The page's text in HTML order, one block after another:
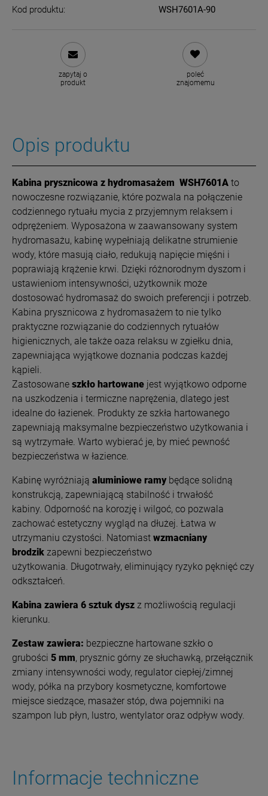
Kod produktu:
WSH7601A-90
zapytaj o
produkt
poleć
znajomemu
Opis produktu
Kabina prysznicowa z hydromasażem WSH7601A to
nowoczesne rozwiązanie, które pozwala na połączenie
codziennego rytuału mycia z przyjemnym relaksem i
odprężeniem. Wyposażona w zaawansowany system
hydromasażu, kabinę wypełniają delikatne strumienie
wody, które masują ciało, redukują napięcie mięśni i
poprawiają krążenie krwi. Dzięki różnorodnym dyszom i
ustawieniom intensywności, użytkownik może
dostosować hydromasaż do swoich preferencji i potrzeb.
Kabina prysznicowa z hydromasażem to nie tylko
praktyczne rozwiązanie do codziennych rytuałów
higienicznych, ale także oaza relaksu w zgiełku dnia,
zapewniająca wyjątkowe doznania podczas każdej
kąpieli.
Zastosowane szkło hartowane jest wyjątkowo odporne
na uszkodzenia i termiczne naprężenia, dlatego jest
idealne do łazienek. Produkty ze szkła hartowanego
zapewniają maksymalne bezpieczeństwo użytkowania i
są wytrzymałe. Warto wybierać je, by mieć pewność
bezpieczeństwa w łazience.
Kabinę wyróżniają aluminiowe ramy będące solidną
konstrukcją, zapewniającą stabilność i trwałość
kabiny. Odporność na korozję i wilgoć, co pozwala
zachować estetyczny wygląd na dłużej. Łatwa w
utrzymaniu czystości. Natomiast wzmacniany
brodzik zapewni bezpieczeństwo
użytkowania. Długotrwały, eliminujący ryzyko pęknięć czy
odkształceń.
Kabina zawiera 6 sztuk dysz z możliwością regulacji
kierunku.
Zestaw zawiera: bezpieczne hartowane szkło o
grubości 5 mm, prysznic górny ze słuchawką, przełącznik
zmiany intensywności wody, regulator ciepłej/zimnej
wody, półka na przybory kosmetyczne, komfortowe
miejsce siedzące, masażer stóp, dwa pojemniki na
szampon lub płyn, lustro, wentylator oraz odpływ wody.
Informacje techniczne